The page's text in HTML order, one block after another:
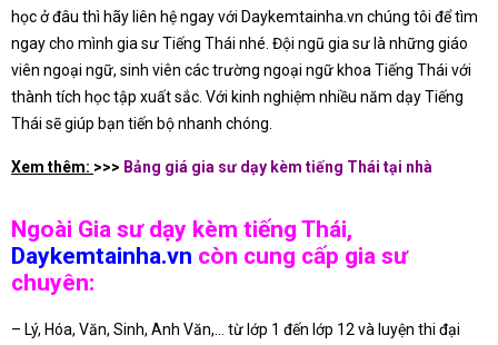
học ở đâu thì hãy liên hệ ngay với Daykemtainha.vn chúng tôi để tìm
ngay cho mình gia sư Tiếng Thái nhé. Đội ngũ gia sư là những giáo
viên ngoại ngữ, sinh viên các trường ngoại ngữ khoa Tiếng Thái với
thành tích học tập xuất sắc. Với kinh nghiệm nhiều năm dạy Tiếng
Thái sẽ giúp bạn tiến bộ nhanh chóng.
Xem thêm: >>> Bảng giá gia sư dạy kèm tiếng Thái tại nhà
Ngoài Gia sư dạy kèm tiếng Thái,
Daykemtainha.vn còn cung cấp gia sư
chuyên:
– Lý, Hóa, Văn, Sinh, Anh Văn,… từ lớp 1 đến lớp 12 và luyện thi đại